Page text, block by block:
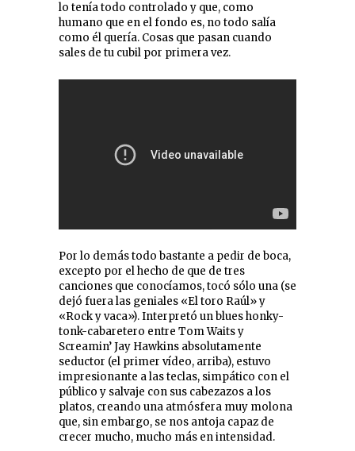
lo tenía todo controlado y que, como
humano que en el fondo es, no todo salía
como él quería. Cosas que pasan cuando
sales de tu cubil por primera vez.
Por lo demás todo bastante a pedir de boca,
excepto por el hecho de que de tres
canciones que conocíamos, tocó sólo una (se
dejó fuera las geniales «El toro Raúl» y
«Rock y vaca»). Interpretó un blues honky-
tonk-cabaretero entre Tom Waits y
Screamin’ Jay Hawkins absolutamente
seductor (el primer vídeo, arriba), estuvo
impresionante a las teclas, simpático con el
público y salvaje con sus cabezazos a los
platos, creando una atmósfera muy molona
que, sin embargo, se nos antoja capaz de
crecer mucho, mucho más en intensidad.